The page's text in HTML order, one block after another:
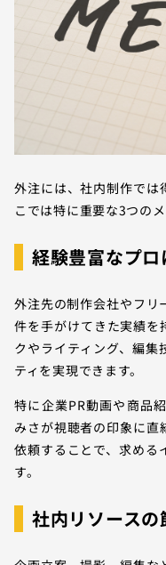
外注には、社内制作では
こでは特に重要な3つの
経験豊富なプ
外注先の制作会社やフリ
件を手がけてきた実績を
クやライティング、編集
ティを実現できます。
特に企業PR動画や商品
みさが視聴者の印象に直
依頼することで、求める
す。
社内リソース